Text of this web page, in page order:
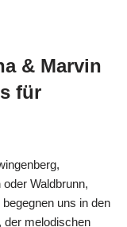
& Marvin
für
Waldbrunn,
uns in den
der melodischen